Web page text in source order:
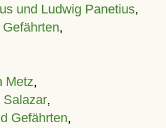
und Ludwig Panetius,
,
Metz,
Salazar,
Gefährten,